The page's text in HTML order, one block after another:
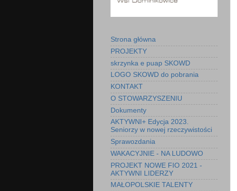
Strona główna
PROJEKTY
skrzynka e puap SKOWD
LOGO SKOWD do pobrania
KONTAKT
O STOWARZYSZENIU
Dokumenty
AKTYWNI+ Edycja 2023.
Seniorzy w nowej rzeczywistości
Sprawozdania
WAKACYJNIE - NA LUDOWO
PROJEKT NOWE FIO 2021 -
AKTYWNI LIDERZY
MAŁOPOLSKIE TALENTY